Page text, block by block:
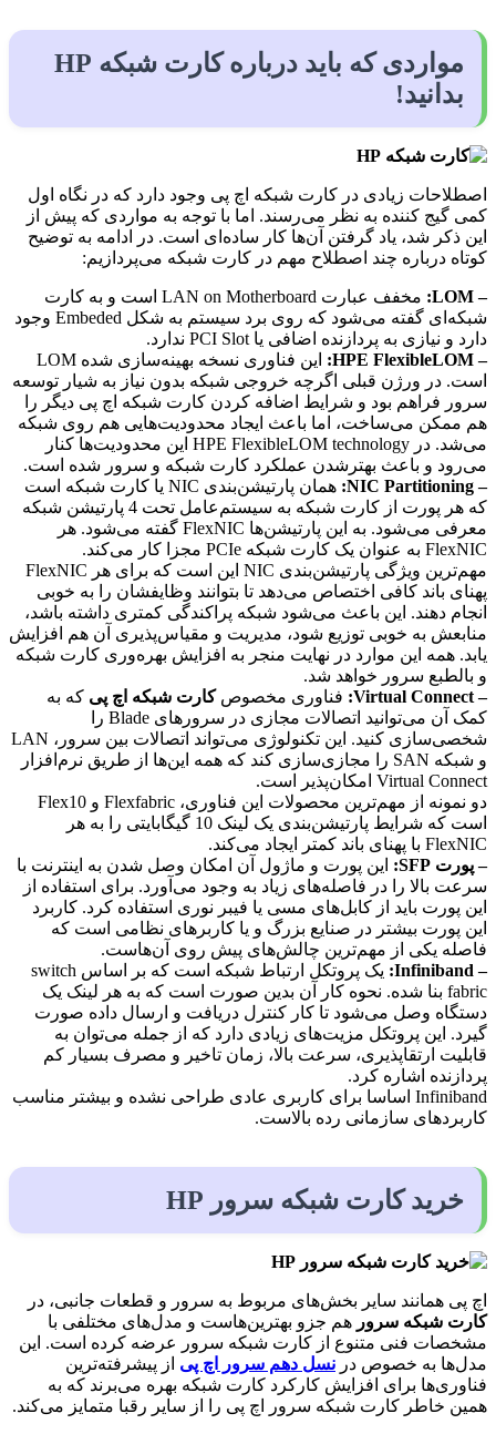
مواردی که باید درباره کارت شبکه HP
بدانید!
اصطلاحات زیادی در کارت شبکه اچ پی وجود دارد که در نگاه اول
کمی گیج کننده به نظر می‌رسند. اما با توجه به مواردی که پیش از
این ذکر شد، یاد گرفتن آن‌ها کار ساده‌ای است. در ادامه به توضیح
کوتاه درباره چند اصطلاح مهم در کارت شبکه می‌پردازیم:
– LOM:
مخفف عبارت LAN on Motherboard است و به کارت
شبکه‌ای گفته می‌شود که روی برد سیستم به شکل Embeded وجود
دارد و نیازی به پردازنده اضافی یا PCI Slot ندارد.
– HPE FlexibleLOM:
این فناوری نسخه بهینه‌سازی شده LOM
است. در ورژن قبلی اگرچه خروجی شبکه بدون نیاز به شیار توسعه
سرور فراهم بود و شرایط اضافه کردن کارت شبکه اچ پی دیگر را
هم ممکن می‌ساخت، اما باعث ایجاد محدودیت‌هایی هم روی شبکه
می‌شد. در HPE FlexibleLOM technology این محدودیت‌ها کنار
می‌رود و باعث بهترشدن عملکرد کارت شبکه و سرور شده است.
– NIC Partitioning:
همان پارتیشن‌بندی NIC یا کارت شبکه است
که هر پورت از کارت شبکه به سیستم‌عامل تحت 4 پارتیشن شبکه
معرفی می‌شود. به این پارتیشن‌ها FlexNIC گفته می‌شود. هر
FlexNIC به عنوان یک کارت شبکه PCIe مجزا کار می‌کند.
مهم‌ترین ویژگی پارتیشن‌بندی NIC این است که برای هر FlexNIC
پهنای باند کافی اختصاص می‌دهد تا بتوانند وظایفشان را به خوبی
انجام دهند. این باعث می‌شود شبکه پراکندگی کمتری داشته باشد،
منابعش به خوبی توزیع شود، مدیریت و مقیاس‌پذیری آن هم افزایش
یابد. همه این موارد در نهایت منجر به افزایش بهره‌وری کارت شبکه
و بالطبع سرور خواهد شد.
– Virtual Connect:
فناوری مخصوص کارت شبکه اچ پی که به
کمک آن می‌توانید اتصالات مجازی در سرورهای Blade را
شخصی‌سازی کنید. این تکنولوژی می‌تواند اتصالات بین سرور، LAN
و شبکه SAN را مجازی‌سازی کند که همه این‌ها از طریق نرم‌افزار
Virtual Connect امکان‌پذیر است.
دو نمونه از مهم‌ترین محصولات این فناوری، Flexfabric و Flex10
است که شرایط پارتیشن‌بندی یک لینک 10 گیگابایتی را به هر
FlexNIC با پهنای باند کمتر ایجاد می‌کند.
– پورت SFP:
این پورت و ماژول آن امکان وصل شدن به اینترنت با
سرعت بالا را در فاصله‌های زیاد به وجود می‌آورد. برای استفاده از
این پورت باید از کابل‌های مسی یا فیبر نوری استفاده کرد. کاربرد
این پورت بیشتر در صنایع بزرگ و یا کاربرهای نظامی است که
فاصله یکی از مهم‌ترین چالش‌های پیش روی آن‌هاست.
– Infiniband:
یک پروتکل ارتباط شبکه است که بر اساس switch
fabric بنا شده. نحوه کار آن بدین صورت است که به هر لینک یک
دستگاه وصل می‌شود تا کار کنترل دریافت و ارسال داده صورت
گیرد. این پروتکل مزیت‌های زیادی دارد که از جمله می‌توان به
قابلیت ارتقاپذیری، سرعت بالا، زمان تاخیر و مصرف بسیار کم
پردازنده اشاره کرد.
Infiniband اساسا برای کاربری عادی طراحی نشده و بیشتر مناسب
کاربردهای سازمانی رده بالاست.
خرید کارت شبکه سرور HP
اچ پی همانند سایر بخش‌های مربوط به سرور و قطعات جانبی، در
کارت شبکه سرور هم جزو بهترین‌هاست و مدل‌های مختلفی با
مشخصات فنی متنوع از کارت شبکه سرور عرضه کرده است. این
مدل‌ها به خصوص در نسل دهم سرور اچ پی از پیشرفته‌ترین
فناوری‌ها برای افزایش کارکرد کارت شبکه بهره می‌برند که به
همین خاطر کارت شبکه سرور اچ پی را از سایر رقبا متمایز می‌کند.